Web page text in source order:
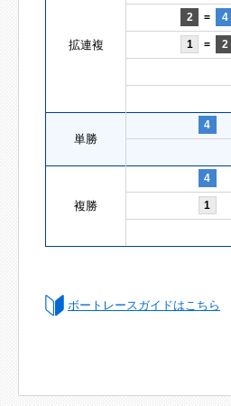
拡連複
2 = 4
1 = 2
単勝
4
複勝
4
1
ボートレースガイドはこちら